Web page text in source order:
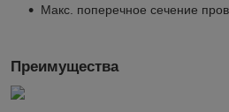
Макс. поперечное сечение
Преимущества